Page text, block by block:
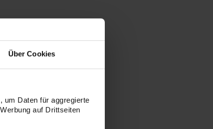
Über Cookies
um Daten für aggregierte
auf Drittseiten